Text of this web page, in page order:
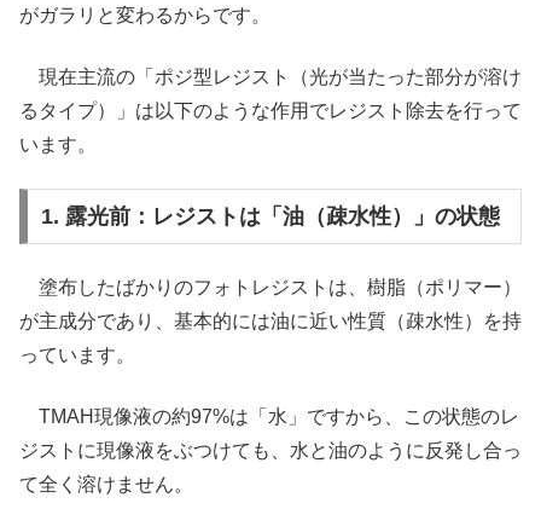
がガラリと変わるからです。
現在主流の「ポジ型レジスト（光が当たった部分が溶け
るタイプ）」は以下のような作用でレジスト除去を行って
います。
1. 露光前：レジストは「油（疎水性）」の状態
塗布したばかりのフォトレジストは、樹脂（ポリマー）
が主成分であり、基本的には油に近い性質（疎水性）を持
っています。
TMAH現像液の約97%は「水」ですから、この状態のレ
ジストに現像液をぶつけても、水と油のように反発し合っ
て全く溶けません。